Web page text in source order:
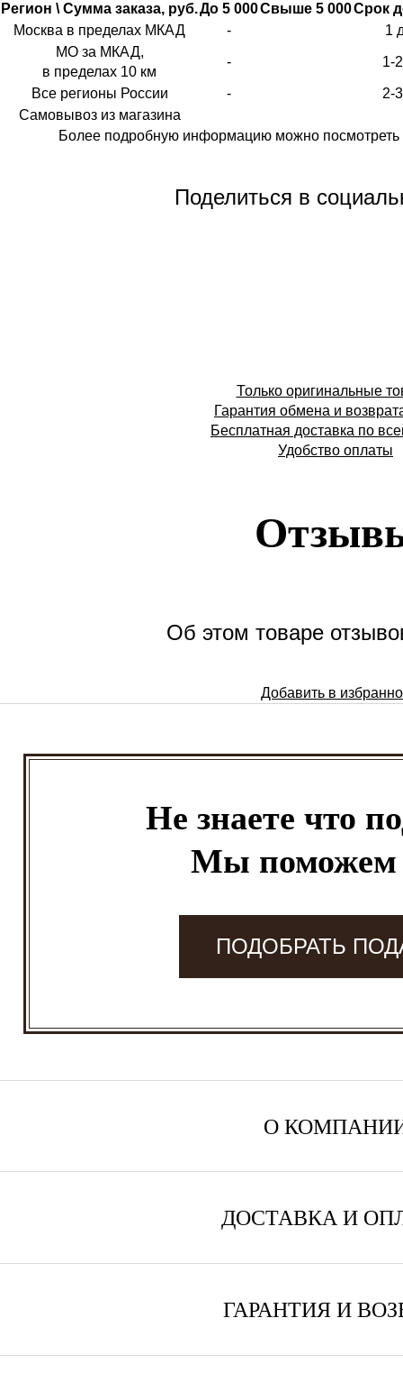
Регион \ Сумма заказа, руб.До 5 000Свыше 5 000Срок
Москва в пределах МКАД
-
1
МО за МКАД,
в пределах 10 км
- 1-
Все регионы России -
2-
Самовывоз из магазина
Более подробную информацию можно посмотреть
Поделиться в
Только оригинальные
Гарантия обмена и
Бесплатная доставка по
Удобство оплаты
Об этом товаре
Добавить в
Не знаете что
Мы
ПОДОБРАТЬ
О
ДОСТАВКА И
ГАРАНТИЯ И